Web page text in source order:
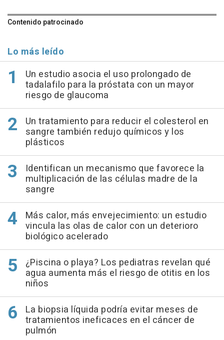
Contenido patrocinado
Lo más leído
Un estudio asocia el uso prolongado de
tadalafilo para la próstata con un mayor
riesgo de glaucoma
Un tratamiento para reducir el colesterol en
sangre también redujo químicos y los
plásticos
Identifican un mecanismo que favorece la
multiplicación de las células madre de la
sangre
Más calor, más envejecimiento: un estudio
vincula las olas de calor con un deterioro
biológico acelerado
¿Piscina o playa? Los pediatras revelan qué
agua aumenta más el riesgo de otitis en los
niños
La biopsia líquida podría evitar meses de
tratamientos ineficaces en el cáncer de
pulmón